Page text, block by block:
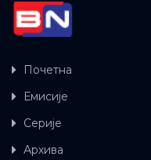
Почетна
Емисије
Серије
Архива